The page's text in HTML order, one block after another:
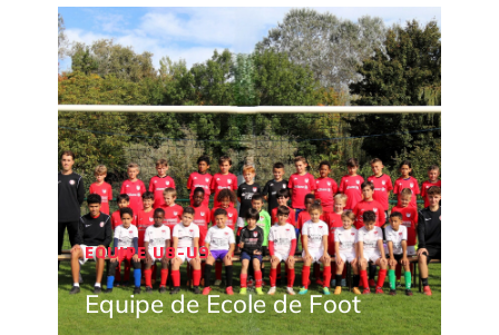
EQUIPE U8-U9
Equipe de Ecole de Foot